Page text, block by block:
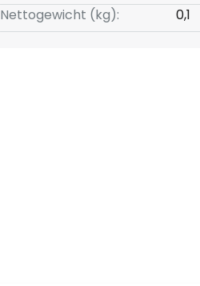
Nettogewicht (kg):
0,1